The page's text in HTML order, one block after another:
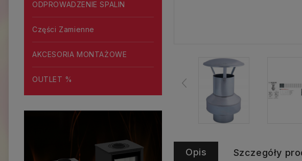
ODPROWADZENIE SPALIN
Części Zamienne
AKCESORIA MONTAŻOWE
OUTLET %
Opis Szczegóły